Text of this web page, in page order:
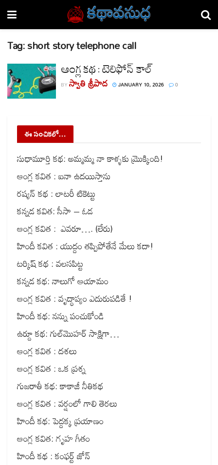
Tag:short story telephone call
ఆంగ్ల కథ : టెలిఫోన్ కాల్
BY స్వాతి శ్రీపాద JANUARY 10, 2026 0
ఈ సంచికలో…
సుధామూర్తి కథ: అమ్మమ్మ నా కాళ్ళకు మ్రొక్కింది!
ఆంగ్ల కవిత : ఐనా ఉదయిస్తాను
రష్యన్ కథ : లాటరీ టికెట్టు
కన్నడ కవిత: సీసా – ఓడ
ఆంగ్ల కవిత : ఎవరూ…. (లేరు)
హిందీ కవిత : యుద్దం తప్పిపోతేనే మేలు కదా!
టర్కిష్ కథ : వలసపిట్ట
కన్నడ కథ: నాలుగో ఆయామం
ఆంగ్ల కవిత : వృద్ధాప్యం ఎదురుపడితే !
హిందీ కథ: నన్ను పంచుకోండి
ఉర్దూ కథ: గుల్‌మొహర్ సాక్షిగా…
ఆంగ్ల కవిత : దశలు
ఆంగ్ల కవిత : ఒక ప్రశ్న
గుజరాతీ కథ: కాకాజీ నీతికథ
ఆంగ్ల కవిత : వర్షంలో గాలి తెరలు
హిందీ కథ: పెద్దక్క ప్రయాణం
ఆంగ్ల కవిత: గృహ గీతం
హిందీ కథ : కంఫర్ట్ జోన్